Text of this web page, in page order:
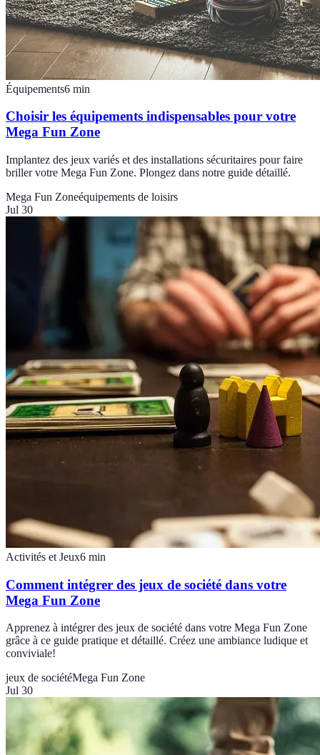
Équipements6 min
Choisir les équipements indispensables pour votre
Mega Fun Zone
Implantez des jeux variés et des installations sécuritaires pour faire
briller votre Mega Fun Zone. Plongez dans notre guide détaillé.
Mega Fun Zoneéquipements de loisirs
Jul 30
Activités et Jeux6 min
Comment intégrer des jeux de société dans votre
Mega Fun Zone
Apprenez à intégrer des jeux de société dans votre Mega Fun Zone
grâce à ce guide pratique et détaillé. Créez une ambiance ludique et
conviviale!
jeux de sociétéMega Fun Zone
Jul 30